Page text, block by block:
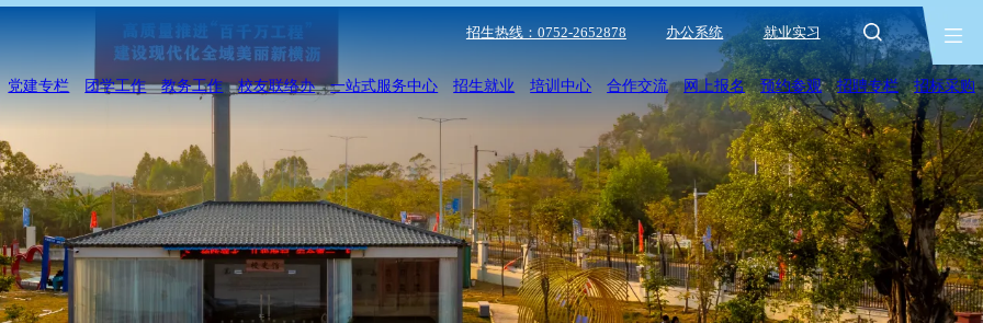
招生热线：0752-2652878 办公系统 就业实习
党建专栏 团学工作 教务工作 校友联络办 一站式服务中心 招生就业 培训中心 合作交流 网上报名 预约参观 招聘专栏 招标采购